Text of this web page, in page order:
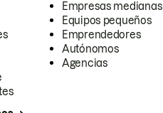
Empresas medianas
Equipos pequeños
Emprendedores
Autónomos
Agencias